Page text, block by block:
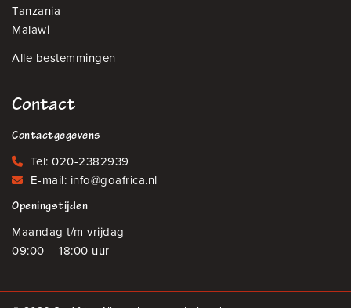
Tanzania
Malawi
Alle bestemmingen
Contact
Contactgegevens
Tel: 020-2382939
E-mail: info@goafrica.nl
Openingstijden
Maandag t/m vrijdag
09:00 – 18:00 uur